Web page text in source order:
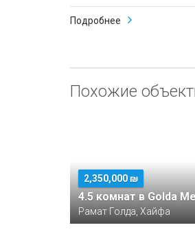
Подробнее
Похожие
2,350,000 ₪
4.5 комнат в Golda
Рамат Голда, Хайфа